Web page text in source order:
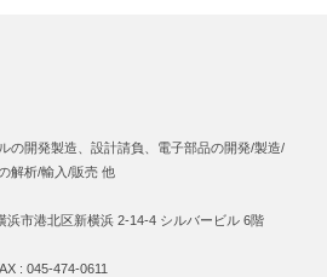
の開発製造、設計請負、電子部品の開発/製造/
解析/輸入/販売 他
市港北区新横浜 2-14-4 シルバービル 6階
: 045-474-0611